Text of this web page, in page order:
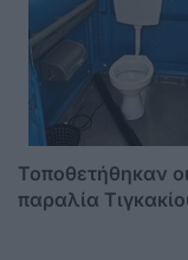
Τοποθετήθηκαν
παραλία